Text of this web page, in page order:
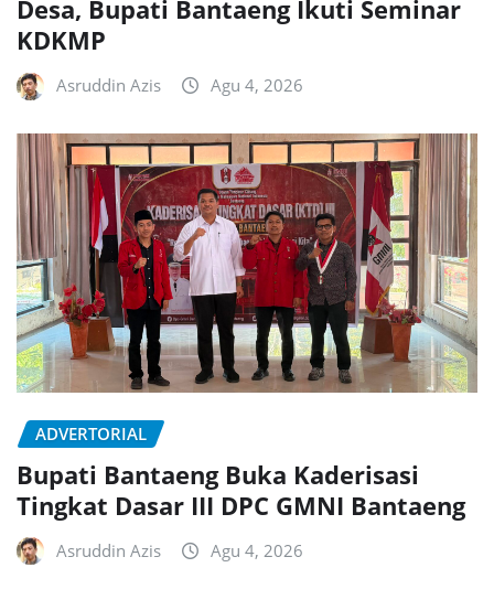
Desa, Bupati Bantaeng Ikuti Seminar
KDKMP
Asruddin Azis Agu 4, 2026
ADVERTORIAL
Bupati Bantaeng Buka Kaderisasi
Tingkat Dasar III DPC GMNI Bantaeng
Asruddin Azis Agu 4, 2026